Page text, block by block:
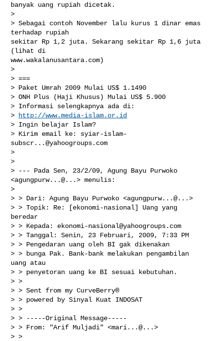
banyak uang rupiah dicetak.
>
> Sebagai contoh November lalu kurus 1 dinar emas
terhadap rupiah
sekitar Rp 1,2 juta. Sekarang sekitar Rp 1,6 juta
(lihat di
www.wakalanusantara.com)
>
> ===
> Paket Umrah 2009 Mulai US$ 1.1490
> ONH Plus (Haji Khusus) Mulai US$ 5.900
> Informasi selengkapnya ada di:
>
http://www.media-islam.or.id
> Ingin belajar Islam?
> Kirim email ke: syiar-islam-
subscr...@yahoogroups.com
>
>
> --- Pada Sen, 23/2/09, Agung Bayu Purwoko
<agungpurw...@...> menulis:
>
> > Dari: Agung Bayu Purwoko <agungpurw...@...>
> > Topik: Re: [ekonomi-nasional] Uang yang
beredar
> > Kepada: ekonomi-nasional@yahoogroups.com
> > Tanggal: Senin, 23 Februari, 2009, 7:33 PM
> > Pengedaran uang oleh BI gak dikenakan
> > bunga Pak. Bank-bank melakukan pengambilan
uang atau
> > penyetoran uang ke BI sesuai kebutuhan.
> >
> > Sent from my CurveBerry®
> > powered by Sinyal Kuat INDOSAT
> >
> > -----Original Message-----
> > From: "Arif Muljadi" <mari...@...>
> >